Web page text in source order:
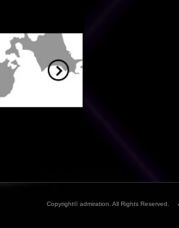
Copyright© admiration. All Rights Reserved.